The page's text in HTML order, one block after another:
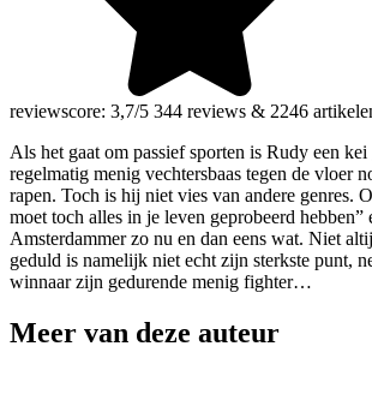
reviewscore: 3,7/5 344 reviews & 2246
Als het gaat om passief sporten is Rudy een
regelmatig menig vechtersbaas tegen de vloer
rapen. Toch is hij niet vies van andere genres.
moet toch alles in je leven geprobeerd hebben”
Amsterdammer zo nu en dan eens wat. Niet
geduld is namelijk niet echt zijn sterkste punt,
winnaar zijn gedurende menig fighter…
Meer van deze auteur